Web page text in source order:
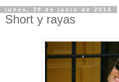
lunes, 30 de junio de 2014
Short y rayas